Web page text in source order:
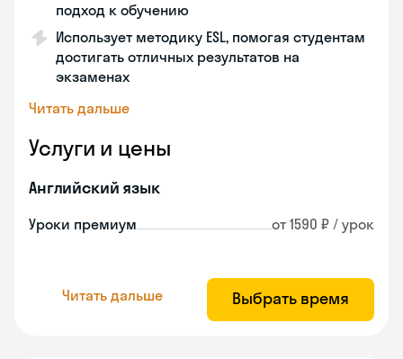
подход к обучению
Использует методику ESL, помогая студентам
достигать отличных результатов на
экзаменах
Читать дальше
Услуги и цены
Английский язык
Уроки премиум от 1590 ₽ / урок
Читать дальше Выбрать время